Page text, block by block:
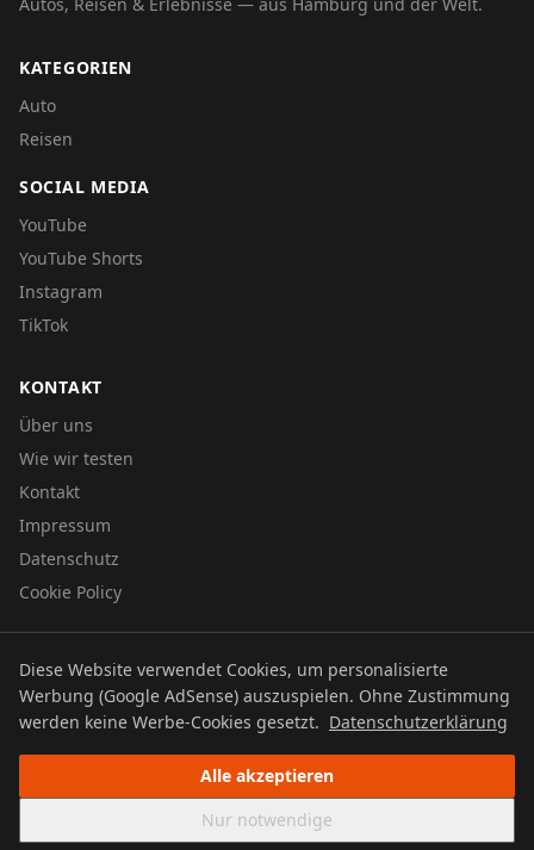
KATEGORIEN
Auto
Reisen
SOCIAL MEDIA
YouTube
YouTube Shorts
Instagram
TikTok
KONTAKT
Über uns
Wie wir testen
Kontakt
Impressum
Datenschutz
Cookie Policy
© 2026 UTBOERG TV
DatenschutzImpressumCookie Policy
Diese Website verwendet Cookies, um personalisierte
Werbung (Google AdSense) auszuspielen. Ohne Zustimmung
werden keine Werbe-Cookies gesetzt. Datenschutzerklärung
Alle akzeptieren
Nur notwendige